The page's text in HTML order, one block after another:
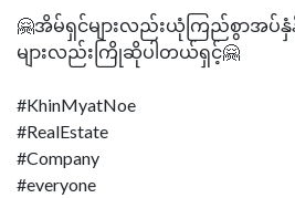
🤗အိမ်ရှင်များလည်းယုံကြည်စွာအ
များလည်းကြိုဆိုပါတယ်ရှင့်🤗
#KhinMyatNoe
#RealEstate
#Company
#everyone